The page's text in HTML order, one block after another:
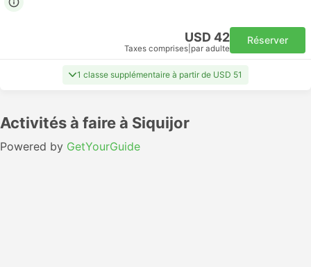
USD 42
Taxes comprises par adulte
Réserver
1 classe supplémentaire à partir de USD 51
Activités à faire à Siquijor
Powered by GetYourGuide